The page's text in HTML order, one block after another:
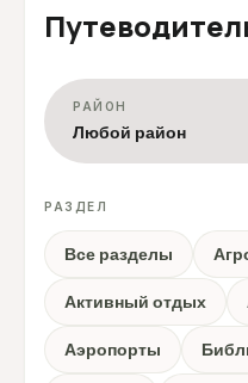
РАЙОН
Любой район
РАЗДЕЛ
Все разделы
Активный отдых
Аэропорты